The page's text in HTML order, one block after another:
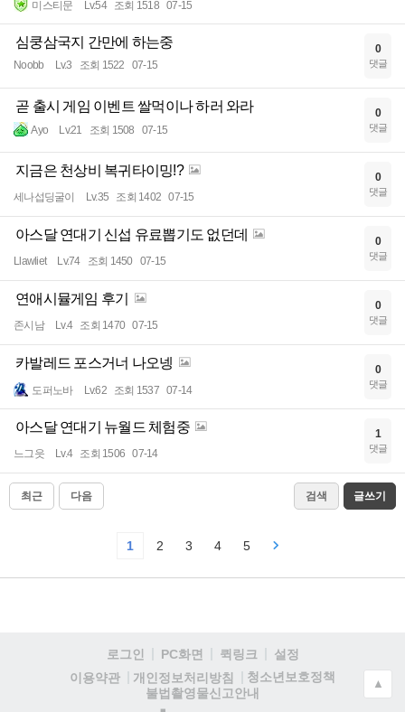
미스티문 Lv.54 조회 1518 07-15
심쿵삼국지 간만에 하는중
Noobb Lv.3 조회 1522 07-15
0
댓글
곧 출시 게임 이벤트 쌀먹이나 하러 와라
Ayo Lv.21 조회 1508 07-15
0
댓글
지금은 천상비 복귀타이밍!?
세나섭딩굴이 Lv.35 조회 1402 07-15
0
댓글
아스달 연대기 신섭 유료뽑기도 없던데
Llawliet Lv.74 조회 1450 07-15
0
댓글
연애시뮬게임 후기
존시남 Lv.4 조회 1470 07-15
0
댓글
카발레드 포스거너 나오넹
도퍼노바 Lv.62 조회 1537 07-14
0
댓글
아스달 연대기 뉴월드 체험중
느그읏 Lv.4 조회 1506 07-14
1
댓글
최근 다음 검색 글쓰기
1 2 3 4 5
로그인 PC화면 퀵링크
설정
이용약관
개인정보처리방침
청소년보호정책
불법촬영물신고안내
▲